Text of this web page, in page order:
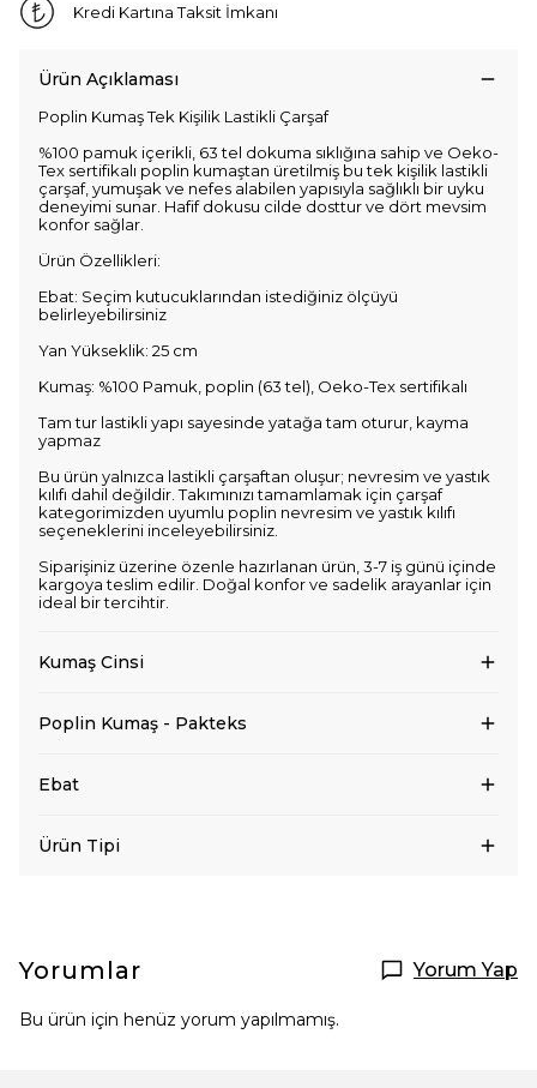
Kredi Kartına Taksit İmkanı
Ürün Açıklaması
Poplin Kumaş Tek Kişilik Lastikli Çarşaf
%100 pamuk içerikli, 63 tel dokuma sıklığına sahip ve Oeko-
Tex sertifikalı poplin kumaştan üretilmiş bu tek kişilik lastikli
çarşaf, yumuşak ve nefes alabilen yapısıyla sağlıklı bir uyku
deneyimi sunar. Hafif dokusu cilde dosttur ve dört mevsim
konfor sağlar.
Ürün Özellikleri:
Ebat: Seçim kutucuklarından istediğiniz ölçüyü
belirleyebilirsiniz
Yan Yükseklik: 25 cm
Kumaş: %100 Pamuk, poplin (63 tel), Oeko-Tex sertifikalı
Tam tur lastikli yapı sayesinde yatağa tam oturur, kayma
yapmaz
Bu ürün yalnızca lastikli çarşaftan oluşur; nevresim ve yastık
kılıfı dahil değildir. Takımınızı tamamlamak için çarşaf
kategorimizden uyumlu poplin nevresim ve yastık kılıfı
seçeneklerini inceleyebilirsiniz.
Siparişiniz üzerine özenle hazırlanan ürün, 3-7 iş günü içinde
kargoya teslim edilir. Doğal konfor ve sadelik arayanlar için
ideal bir tercihtir.
Kumaş Cinsi
Poplin Kumaş - Pakteks
Ebat
Ürün Tipi
Yorumlar Yorum Yap
Bu ürün için henüz yorum yapılmamış.